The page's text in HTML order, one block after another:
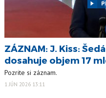
ZÁZNAM: J. Kiss:
dosahuje objem 17
Pozrite si záznam.
1 JÚN 2026 13:11